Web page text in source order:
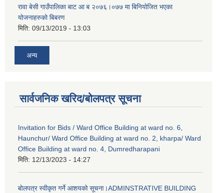
रावा बेसी गाउँपालिका बाट आ ब २०७६।०७७ मा बिनियोजित भएका
योजनाहरुको बिबरण
मिति: 09/13/2019 - 13:03
अन्य
सार्वजनिक खरिद/बोलपत्र सूचना
Invitation for Bids / Ward Office Building at ward no. 6,
Haunchur/ Ward Office Building at ward no. 2, kharpa/ Ward
Office Building at ward no. 4, Dumredharapani
मिति: 12/13/2023 - 14:27
बोलपत्र स्वीकृत गर्ने आशयको सूचना।ADMINSTRATIVE BUILDING